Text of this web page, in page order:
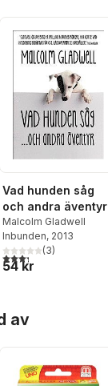
röster:
Vad hunden såg
och andra äventyr
Malcolm Gladwell
Inbunden, 2013
3,3utav 5 stjärnor.
(3)
54 kr
av